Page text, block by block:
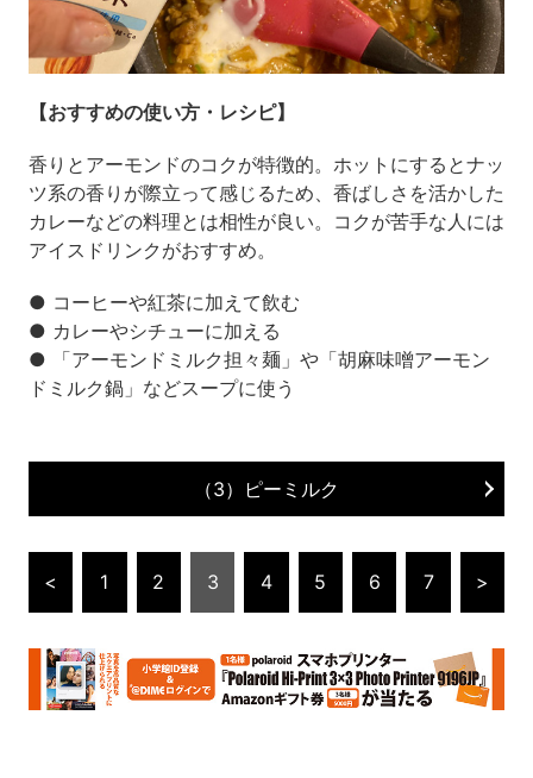
【おすすめの使い方・レシピ】
香りとアーモンドのコクが特徴的。ホットにするとナッ
ツ系の香りが際立って感じるため、香ばしさを活かした
カレーなどの料理とは相性が良い。コクが苦手な人には
アイスドリンクがおすすめ。
● コーヒーや紅茶に加えて飲む
● カレーやシチューに加える
● 「アーモンドミルク担々麺」や「胡麻味噌アーモン
ドミルク鍋」などスープに使う
（3）ピーミルク
< 1 2 3 4 5 6 7 >